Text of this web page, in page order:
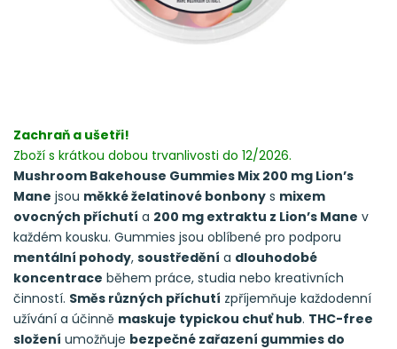
Zachraň a ušetři!
Zboží s krátkou dobou trvanlivosti do 12/2026.
Mushroom Bakehouse Gummies Mix 200 mg Lion’s
Mane jsou měkké želatinové bonbony s mixem
ovocných příchutí a 200 mg extraktu z Lion’s Mane v
každém kousku. Gummies jsou oblíbené pro podporu
mentální pohody, soustředění a dlouhodobé
koncentrace během práce, studia nebo kreativních
činností. Směs různých příchutí zpříjemňuje každodenní
užívání a účinně maskuje typickou chuť hub. THC-free
složení umožňuje bezpečné zařazení gummies do